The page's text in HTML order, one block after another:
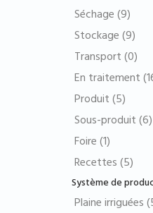
Séchage (9)
Stockage (9)
Transport (0)
En traitement
Produit (5)
Sous-produit (6)
Foire (1)
Recettes (5)
Système de
Plaine irriguées